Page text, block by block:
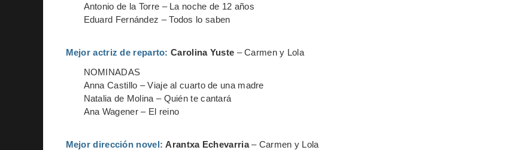
Antonio de la Torre – La noche de 12 años
Eduard Fernández – Todos lo saben
Mejor actriz de reparto:Carolina Yuste – Carmen y Lola
NOMINADAS
Anna Castillo – Viaje al cuarto de una madre
Natalia de Molina – Quién te cantará
Ana Wagener – El reino
Mejor dirección novel:Arantxa Echevarria– Carmen y Lola